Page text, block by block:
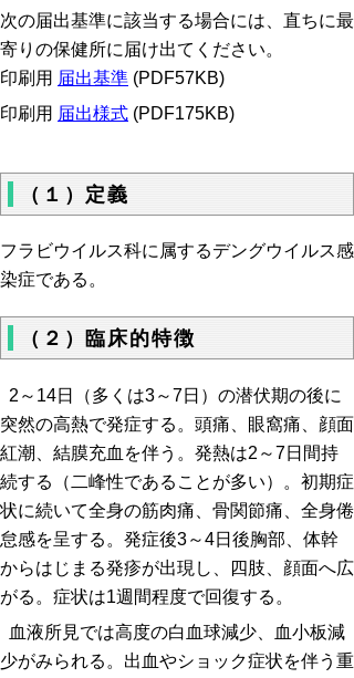
次の届出基準に該当する場合には、直ちに最
寄りの保健所に届け出てください。
印刷用 届出基準 (PDF57KB)
印刷用 届出様式 (PDF175KB)
（１）定義
フラビウイルス科に属するデングウイルス感
染症である。
（２）臨床的特徴
2～14日（多くは3～7日）の潜伏期の後に
突然の高熱で発症する。頭痛、眼窩痛、顔面
紅潮、結膜充血を伴う。発熱は2～7日間持
続する（二峰性であることが多い）。初期症
状に続いて全身の筋肉痛、骨関節痛、全身倦
怠感を呈する。発症後3～4日後胸部、体幹
からはじまる発疹が出現し、四肢、顔面へ広
がる。症状は1週間程度で回復する。
血液所見では高度の白血球減少、血小板減
少がみられる。出血やショック症状を伴う重